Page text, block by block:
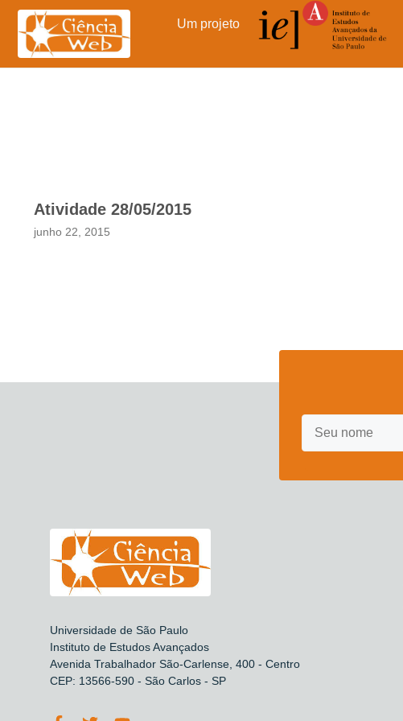
Pular
conteúdo
Um projeto
Atividade 28/05/2015
junho 22, 2015
Universidade de São Paulo
Instituto de Estudos Avançados
Avenida Trabalhador São-Carlense, 400 - Centro
CEP: 13566-590 - São Carlos - SP